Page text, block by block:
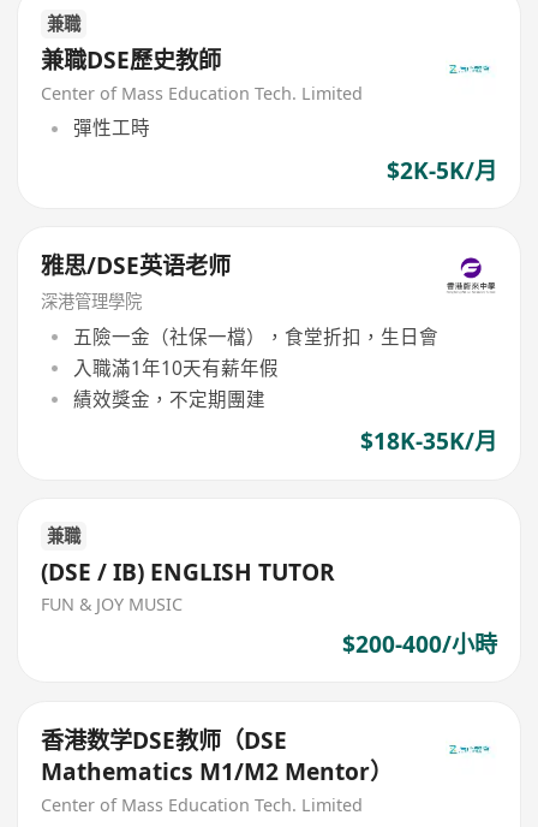
兼職
兼職DSE歷史教師
Center of Mass Education Tech. Limited
彈性工時
$2K-5K/月
雅思/DSE英语老师
深港管理學院
五險一金（社保一檔），食堂折扣，生日會
入職滿1年10天有薪年假
績效獎金，不定期團建
$18K-35K/月
兼職
(DSE / IB) ENGLISH TUTOR
FUN & JOY MUSIC
$200-400/小時
香港数学DSE教师（DSE
Mathematics M1/M2 Mentor）
Center of Mass Education Tech. Limited